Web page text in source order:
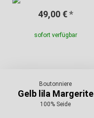
49,00 € *
sofort verfügbar
Boutonniere
Gelb lila Margerite
100% Seide